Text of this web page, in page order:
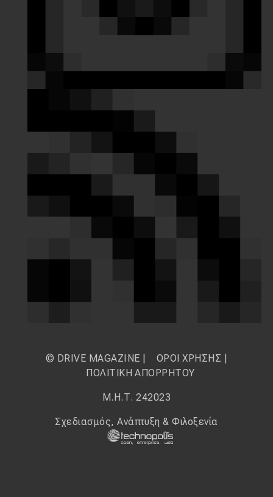
© DRIVE MAGAZINE | ΟΡΟΙ ΧΡΗΣΗΣ
ΠΟΛΙΤΙΚΗ ΑΠΟΡΡΗΤΟΥ
Μ.Η.Τ. 242023
Σχεδιασμός, Ανάπτυξη & Φιλοξενία